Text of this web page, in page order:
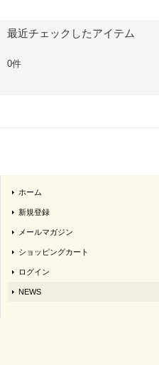
最近チェックしたアイテム
0件
ホーム
新規登録
メールマガジン
ショッピングカート
ログイン
NEWS